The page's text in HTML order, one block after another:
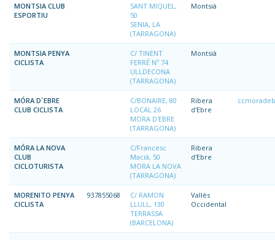
MONTSIA CLUB
ESPORTIU
SANT MIQUEL,
50
SENIA, LA
(TARRAGONA)
Montsià
MONTSIA PENYA
CICLISTA
C/ TINENT
FERRÉ Nº 74
ULLDECONA
(TARRAGONA)
Montsià
MÓRA D´EBRE
CLUB CICLISTA
C/BONAIRE, 80
LOCAL 26
MORA D'EBRE
(TARRAGONA)
Ribera
d'Ebre
MÓRA LA NOVA
CLUB
CICLOTURISTA
C/Francesc
Macià, 50
MORA LA NOVA
(TARRAGONA)
Ribera
d'Ebre
MORENITO PENYA
CICLISTA
937855068
C/ RAMON
LLULL, 130
TERRASSA
(BARCELONA)
Vallès
Occidental